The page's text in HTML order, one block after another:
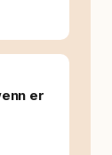
er